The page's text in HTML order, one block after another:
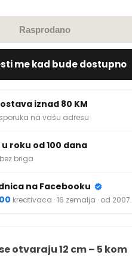
Rasprodano
me kad bude dostupno
iznad 80 KM
na vašu adresu
roku od 100 dana
briga
na Facebooku
kreativaca · 16 zemalja · od 2007.
otvaraju 12 cm – 5 kom